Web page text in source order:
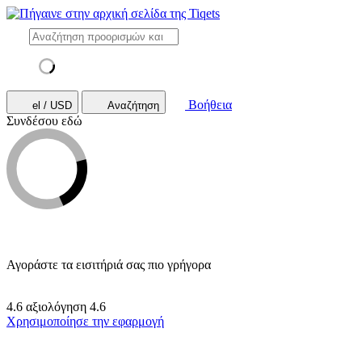
el / USD Αναζήτηση
Βοήθεια
Συνδέσου εδώ
Αγοράστε τα εισιτήριά σας πιο γρήγορα
4.6 αξιολόγηση 4.6
Χρησιμοποίησε την εφαρμογή